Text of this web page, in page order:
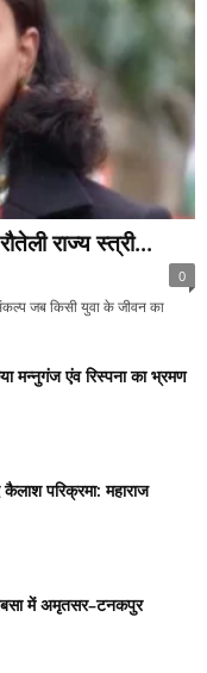
राज्य स्त्री...
0
जब किसी युवा के जीवन का
मन्नुगंज एंव रिस्पना का भ्रमण
परिक्रमा: महाराज
में अमृतसर–टनकपुर